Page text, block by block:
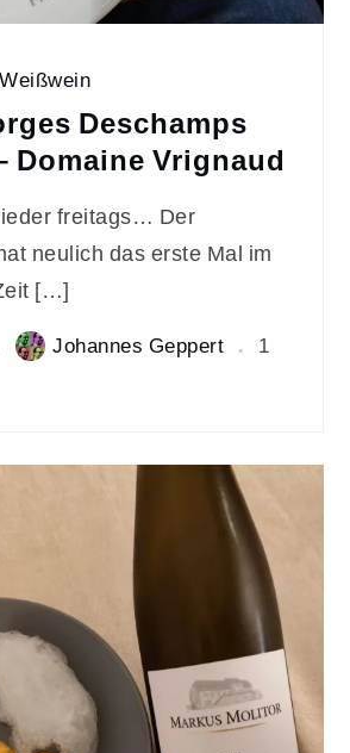
Weißwein
Deschamps
Domaine Vrignaud
freitags… Der
neulich das erste Mal im
[…]
Johannes Geppert
1